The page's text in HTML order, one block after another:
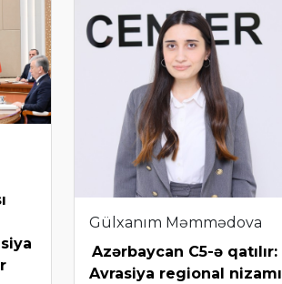
Gülxanım Məmmədova
Azərbaycan C5-ə qatılır:
Avrasiya regional nizamı